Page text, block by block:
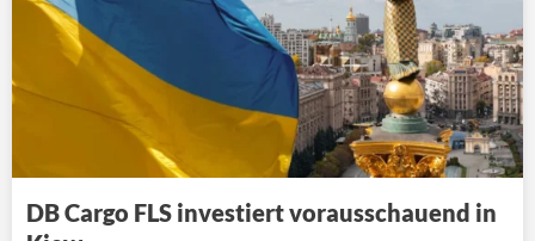
DB Cargo FLS investiert vorausschauend in